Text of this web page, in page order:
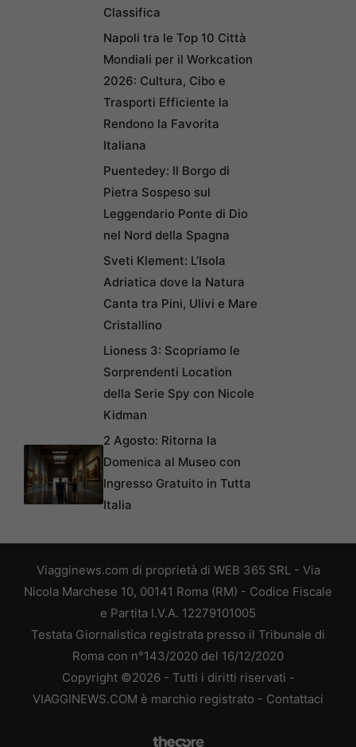
Classifica
Napoli tra le Top 10 Città
Mondiali per il Workcation
2026: Cultura, Cibo e
Trasporti Efficiente la
Rendono la Favorita
Italiana
Puentedey: Il Borgo di
Pietra Sospeso sul
Leggendario Ponte di Dio
nel Nord della Spagna
Sveti Klement: L’Isola
Adriatica dove la Natura
Canta tra Pini, Ulivi e Mare
Cristallino
Lioness 3: Scopriamo le
Sorprendenti Location
della Serie Spy con Nicole
Kidman
2 Agosto: Ritorna la
Domenica al Museo con
Ingresso Gratuito in Tutta
Italia
Viagginews.com di proprietà di WEB 365 SRL - Via
Nicola Marchese 10, 00141 Roma (RM) - Codice Fiscale
e Partita I.V.A. 12279101005
Testata Giornalistica registrata presso il Tribunale di
Roma con n°143/2020 del 16/12/2020
Copyright ©2026 - Tutti i diritti riservati -
VIAGGINEWS.COM è marchio registrato - Contattaci